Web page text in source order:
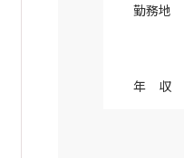
勤務地
年 収